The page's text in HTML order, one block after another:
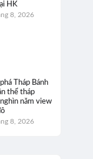
HK
8, 2026
Tháp Bánh
thể tháp
năm view
8, 2026